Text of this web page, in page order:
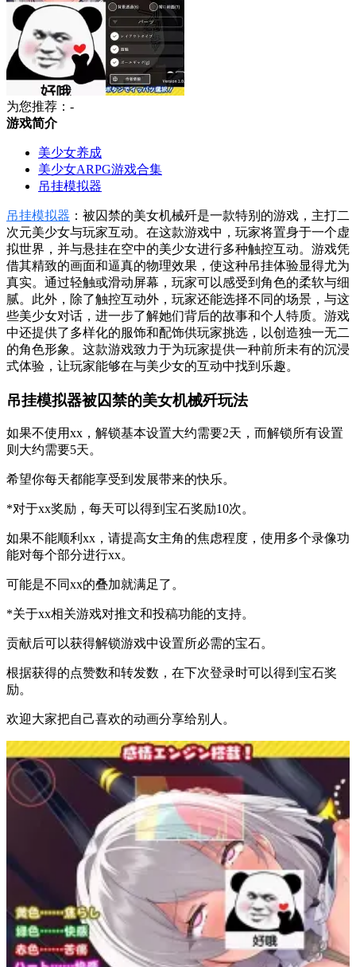
为您推荐：-
游戏简介
美少女养成
美少女ARPG游戏合集
吊挂模拟器
吊挂模拟器 ：被囚禁的美女机械歼是一款特别的游戏，主打二
次元美少女与玩家互动。在这款游戏中，玩家将置身于一个虚
拟世界，并与悬挂在空中的美少女进行多种触控互动。游戏凭
借其精致的画面和逼真的物理效果，使这种吊挂体验显得尤为
真实。通过轻触或滑动屏幕，玩家可以感受到角色的柔软与细
腻。此外，除了触控互动外，玩家还能选择不同的场景，与这
些美少女对话，进一步了解她们背后的故事和个人特质。游戏
中还提供了多样化的服饰和配饰供玩家挑选，以创造独一无二
的角色形象。这款游戏致力于为玩家提供一种前所未有的沉浸
式体验，让玩家能够在与美少女的互动中找到乐趣。
吊挂模拟器被囚禁的美女机械歼玩法
如果不使用xx，解锁基本设置大约需要2天，而解锁所有设置
则大约需要5天。
希望你每天都能享受到发展带来的快乐。
*对于xx奖励，每天可以得到宝石奖励10次。
如果不能顺利xx，请提高女主角的焦虑程度，使用多个录像功
能对每个部分进行xx。
可能是不同xx的叠加就满足了。
*关于xx相关游戏对推文和投稿功能的支持。
贡献后可以获得解锁游戏中设置所必需的宝石。
根据获得的点赞数和转发数，在下次登录时可以得到宝石奖
励。
欢迎大家把自己喜欢的动画分享给别人。